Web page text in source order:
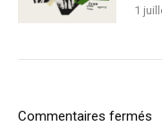
1
Commentaires fermés